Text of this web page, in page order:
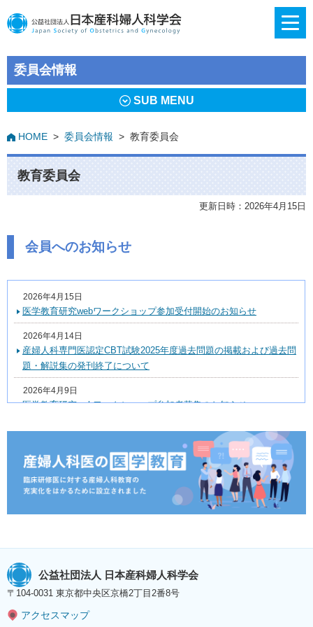
委員会情報
SUB MENU
HOME > 委員会情報 > 教育委員会
教育委員会
更新日時：2026年4月15日
会員へのお知らせ
2026年4月15日
医学教育研究webワークショップ参加受付開始のお知らせ
2026年4月14日
産婦人科専門医認定CBT試験2025年度過去問題の掲載および過去問
題・解説集の発刊終了について
2026年4月9日
医学教育研究webワークショップ参加者募集のお知らせ
2026年1月5日
【応募受付開始】医療者教育国際学会抄録作成ワークショップ（日
本医学教育学会研究推進委員会、日本産科婦人科学会教育委員会 合
同企画）参加者募集のお知らせ
産科婦人科用語集・用語解説集改訂第5版に関するアンケートご協
医学教育研究webワークショップ 参加者募集を締切いたしました
2025年2月7日
（リマインド）医学教育研究webワークショップ参加受付開始のお
知らせ
公益社団法人 日本産科婦人科学会
〒104-0031 東京都中央区京橋2丁目2番8号
アクセスマップ